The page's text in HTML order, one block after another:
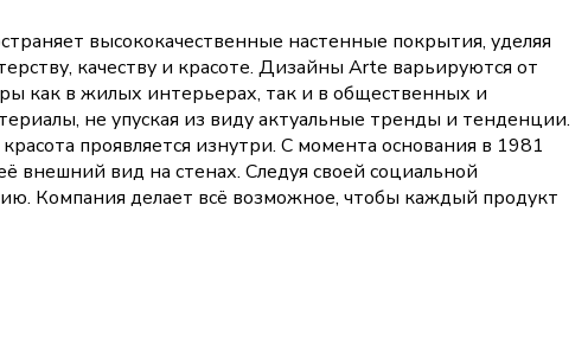
высококачественные настенные покрытия, уделяя
качеству и красоте. Дизайны Arte варьируются от
как в жилых интерьерах, так и в общественных и
не упуская из виду актуальные тренды и тенденции.
проявляется изнутри. С момента основания в 1981
внешний вид на стенах. Следуя своей социальной
Компания делает всё возможное, чтобы каждый продукт